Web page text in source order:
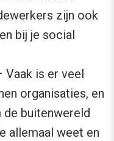
zijn ook
bij je social
Vaak is er veel
organisaties, en
de buitenwereld
allemaal weet en